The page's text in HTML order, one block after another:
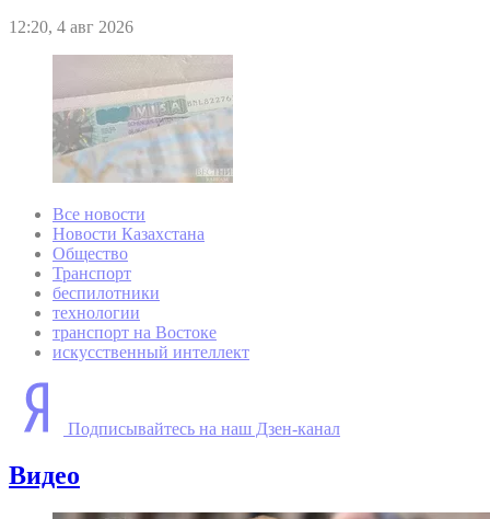
12:20, 4 авг 2026
Все новости
Новости Казахстана
Общество
Транспорт
беспилотники
технологии
транспорт на Востоке
искусственный интеллект
Подписывайтесь на наш Дзен-канал
Видео